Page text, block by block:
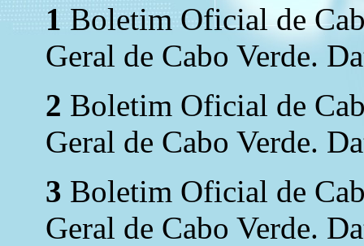
1Boletim Oficial de
Geral de Cabo Verde.
2 Boletim Oficial de
Geral de Cabo Verde.
3 Boletim Oficial de
Geral de Cabo Verde.